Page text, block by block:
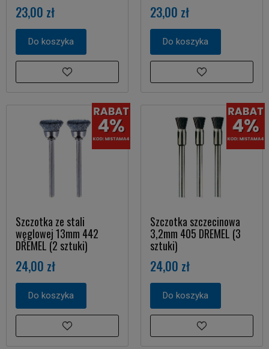
23,00 zł
Do koszyka
23,00 zł
Do koszyka
Szczotka ze stali
węglowej 13mm 442
DREMEL (2 sztuki)
24,00 zł
Do koszyka
Szczotka szczecinowa
3,2mm 405 DREMEL (3
sztuki)
24,00 zł
Do koszyka